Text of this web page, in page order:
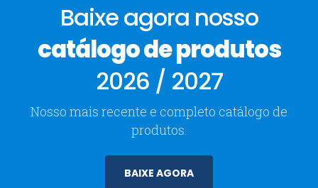
Baixe agora nosso
catálogo de produtos
2026 / 2027
Nosso mais recente e completo catálogo de
produtos.
BAIXE AGORA